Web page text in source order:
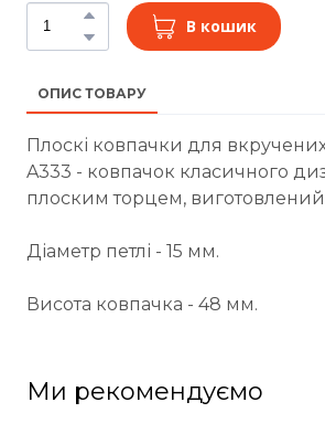
В кошик
ОПИС ТОВАРУ
Плоскі ковпачки для вкручених
A333 - ковпачок класичного
плоским торцем, виготовлений
Діаметр петлі - 15 мм.
Висота ковпачка - 48 мм.
Ми рекомендуємо